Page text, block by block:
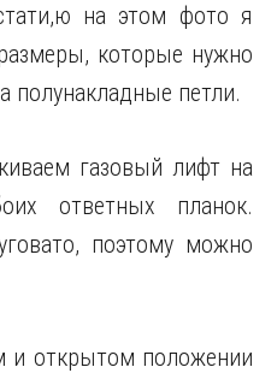
на этом фото я
которые нужно
полунакладные петли.
газовый лифт на
ответных планок.
поэтому можно
и открытом положении